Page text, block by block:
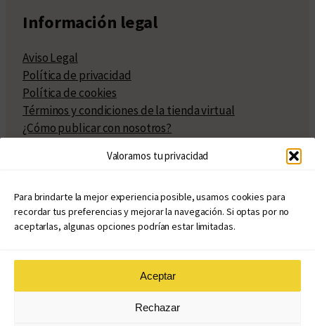
Valoramos tu privacidad
Para brindarte la mejor experiencia posible, usamos cookies para
recordar tus preferencias y mejorar la navegación. Si optas por no
aceptarlas, algunas opciones podrían estar limitadas.
Aceptar
Rechazar
Información legal
Aviso Legal
Política de privacidad
Política de cookies
Términos y condiciones de la tienda virtual
¿Cómo publicar con nosotros?
Políticas de publicación
Políticas de coedición
Atribuciones